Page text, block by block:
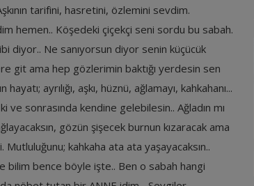
tarifini, hasretini, özlemini sevdim.
hemen.. Köşedeki çiçekçi seni sordu bu sabah.
diyor.. Ne sanıyorsun diyor senin küçücük
git ama hep gözlerimin baktığı yerdesin sen
ayrılığı, aşkı, hüznü, ağlamayı, kahkahanı...
ve sonrasında kendine gelebilesin.. Ağladın mı
gözün şişecek burnun kızaracak ama
Mutluluğunu; kahkaha ata ata yaşayacaksın..
bilim bence böyle işte.. Ben o sabah hangi